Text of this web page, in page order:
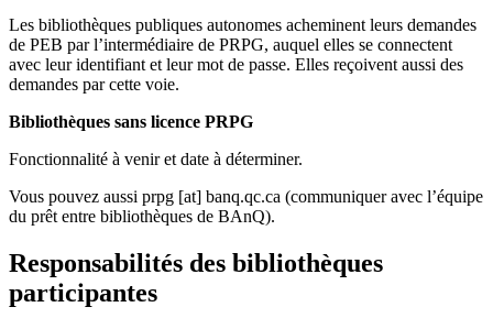
Les bibliothèques publiques autonomes acheminent leurs demandes
de PEB par l’intermédiaire de PRPG, auquel elles se connectent
avec leur identifiant et leur mot de passe. Elles reçoivent aussi des
demandes par cette voie.
Bibliothèques sans licence PRPG
Fonctionnalité à venir et date à déterminer.
Vous pouvez aussi prpg [at] banq.qc.ca (communiquer avec l’équipe
du prêt entre bibliothèques de BAnQ).
Responsabilités des bibliothèques
participantes